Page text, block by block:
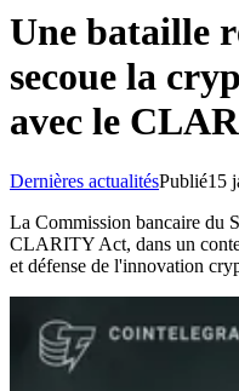
Une bataille
secoue la
avec le
Dernières actualitésPublié15
La Commission bancaire du
CLARITY Act, dans un
et défense de l'innovation